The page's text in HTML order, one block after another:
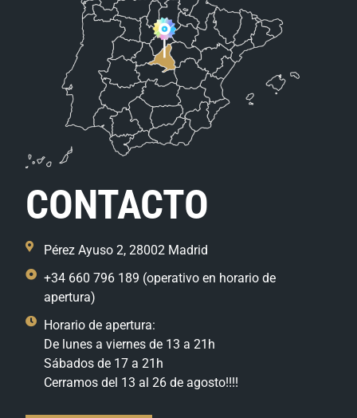
CONTACTO
Pérez Ayuso 2, 28002 Madrid
+34 660 796 189 (operativo en horario de
apertura)
Horario de apertura:
De lunes a viernes de 13 a 21h
Sábados de 17 a 21h
Cerramos del 13 al 26 de agosto!!!!